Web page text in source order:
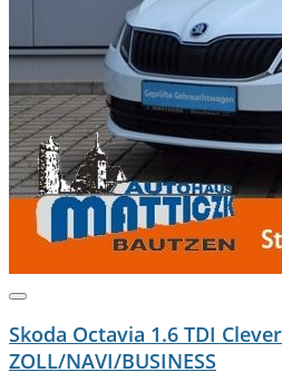
Skoda Octavia 1.6 TDI
ZOLL/NAVI/BUSINESS